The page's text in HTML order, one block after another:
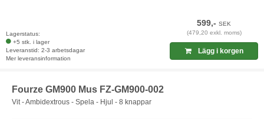
Lagerstatus:
+5 stk. i lager
Leveranstid: 2-3 arbetsdagar
Mer leveransinformation
599,-SEK
(479,20 exkl. moms)
Lägg i korgen
Fourze GM900 Mus FZ-GM900-002
Vit - Ambidextrous - Spela - Hjul - 8 knappar